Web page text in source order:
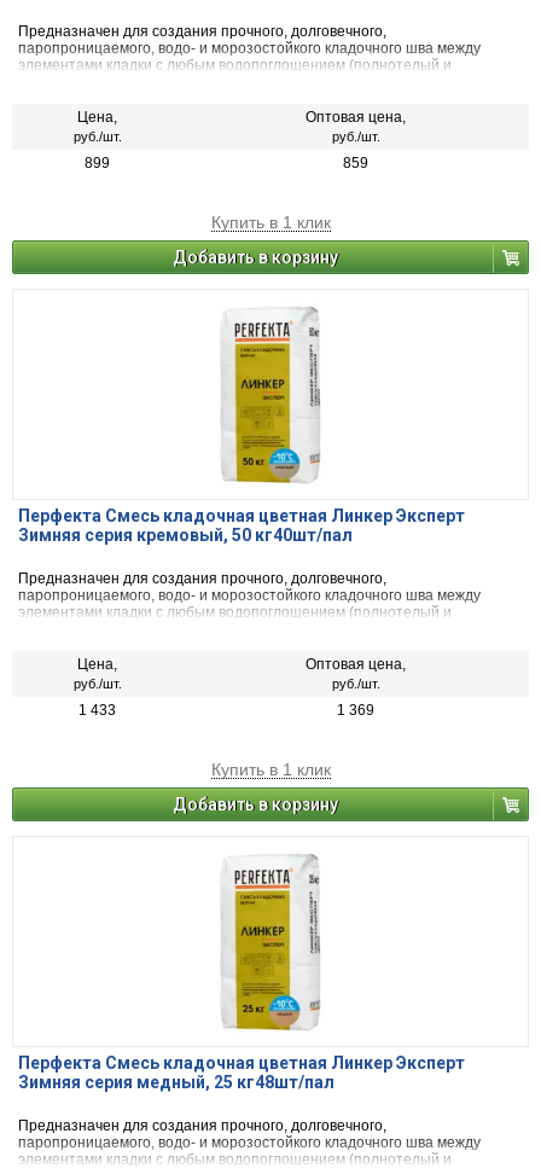
Предназначен для создания прочного, долговечного,
паропроницаемого, водо- и морозостойкого кладочного шва между
элементами кладки с любым водопоглощением (полнотелый и
натурального камня) с одновременной декоративной расшивкой швов
Цена,
руб./шт.
Оптовая цена,
руб./шт.
899 859
Купить в 1 клик
Добавить в корзину
Перфекта Смесь кладочная цветная Линкер Эксперт
Зимняя серия кремовый, 50 кг40шт/пал
Предназначен для создания прочного, долговечного,
паропроницаемого, водо- и морозостойкого кладочного шва между
элементами кладки с любым водопоглощением (полнотелый и
натурального камня) с одновременной декоративной расшивкой швов
Цена,
руб./шт.
Оптовая цена,
руб./шт.
1 433 1 369
Купить в 1 клик
Добавить в корзину
Перфекта Смесь кладочная цветная Линкер Эксперт
Зимняя серия медный, 25 кг48шт/пал
Предназначен для создания прочного, долговечного,
паропроницаемого, водо- и морозостойкого кладочного шва между
элементами кладки с любым водопоглощением (полнотелый и